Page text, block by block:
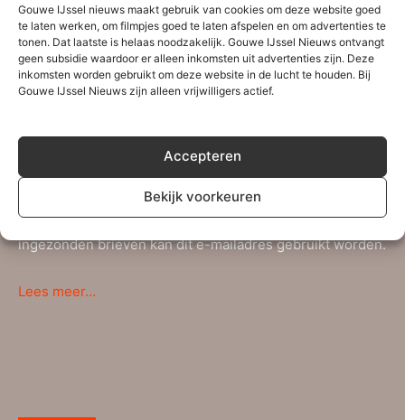
Gouwe IJssel nieuws maakt gebruik van cookies om deze website goed
te laten werken, om filmpjes goed te laten afspelen en om advertenties te
tonen. Dat laatste is helaas noodzakelijk. Gouwe IJssel Nieuws ontvangt
geen subsidie waardoor er alleen inkomsten uit advertenties zijn. Deze
inkomsten worden gebruikt om deze website in de lucht te houden. Bij
Gouwe IJssel Nieuws zijn alleen vrijwilligers actief.
Accepteren
Bekijk voorkeuren
Gouwe IJssel Nieuws is een initiatief van een aantal
ervaren nieuwsmakers uit de regio Zuidplas-
Waddinxveen aangevuld met nieuwe vrijwilligers. Ze
worden bijgestaan door verschillende tipgevers. Gouwe
Persberichten, (sport)verslagen en andere
mededelingen kunnen verstuurd worden naar ons
redactie-adresinfo@gouweijsselnieuws.nl. Ook voor
ingezonden brieven kan dit e-mailadres gebruikt worden.
Lees meer…